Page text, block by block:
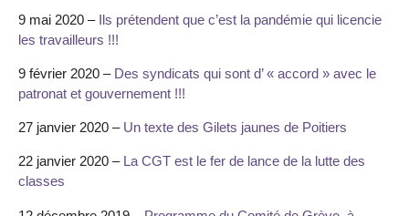
9 mai 2020 – Ils prétendent que c’est la pandémie qui licencie
les travailleurs !!!
9 février 2020 – Des syndicats qui sont d’ « accord » avec le
patronat et gouvernement !!!
27 janvier 2020 – Un texte des Gilets jaunes de Poitiers
22 janvier 2020 – La CGT est le fer de lance de la lutte des
classes